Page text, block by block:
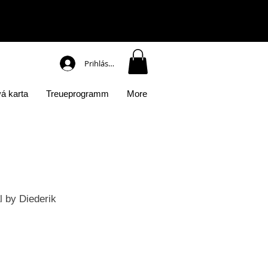
Prihlásiť sa
karta Treueprogramm More
by Diederik